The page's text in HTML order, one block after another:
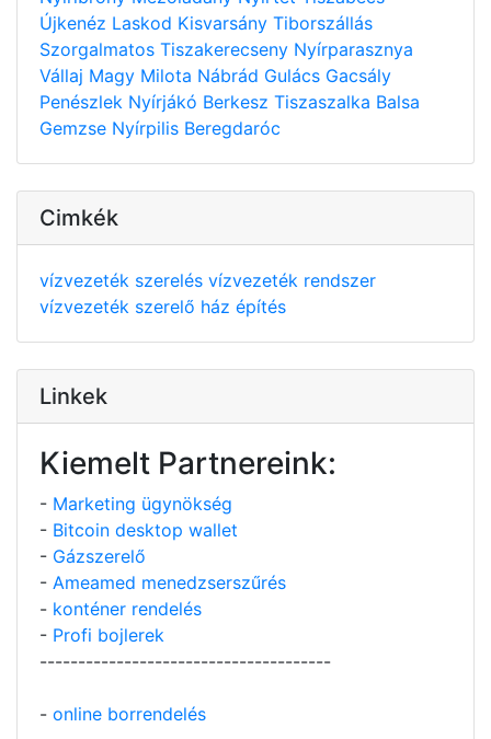
Újkenéz Laskod Kisvarsány Tiborszállás
Szorgalmatos Tiszakerecseny Nyírparasznya
Vállaj Magy Milota Nábrád Gulács Gacsály
Penészlek Nyírjákó Berkesz Tiszaszalka Balsa
Gemzse Nyírpilis Beregdaróc
Cimkék
vízvezeték szerelés vízvezeték rendszer
vízvezeték szerelő ház építés
Linkek
Kiemelt Partnereink:
- Marketing ügynökség
- Bitcoin desktop wallet
- Gázszerelő
- Ameamed menedzserszűrés
- konténer rendelés
- Profi bojlerek
--------------------------------------
- online borrendelés